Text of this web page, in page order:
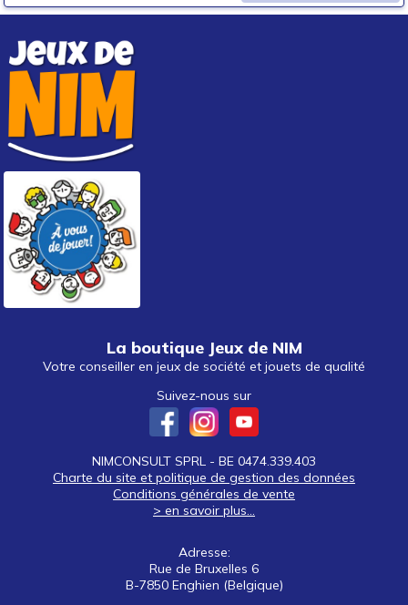
La boutique Jeux de NIM
Votre conseiller en jeux de société et jouets de qualité
Suivez-nous sur
NIMCONSULT SPRL - BE 0474.339.403
Charte du site et politique de gestion des données
Conditions générales de vente
> en savoir plus...
Adresse:
Rue de Bruxelles 6
B-7850 Enghien (Belgique)